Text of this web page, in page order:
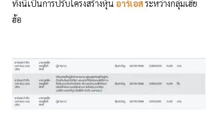
ทั้งนี้เป็นการปรับโครงสร้างหุ้น อาร์เอสระหว่างกลุ่มเฮีย
ฮ้อ